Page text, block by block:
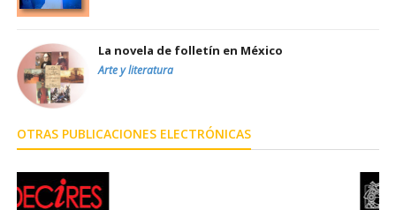
La novela de folletín en México
Arte y literatura
OTRAS PUBLICACIONES ELECTRÓNICAS